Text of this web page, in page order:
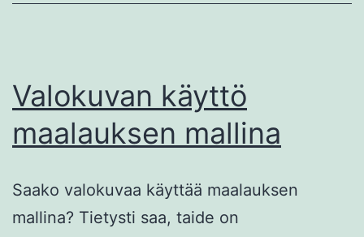
Valokuvan käyttö
maalauksen mallina
Saako valokuvaa käyttää maalauksen
mallina? Tietysti saa, taide on